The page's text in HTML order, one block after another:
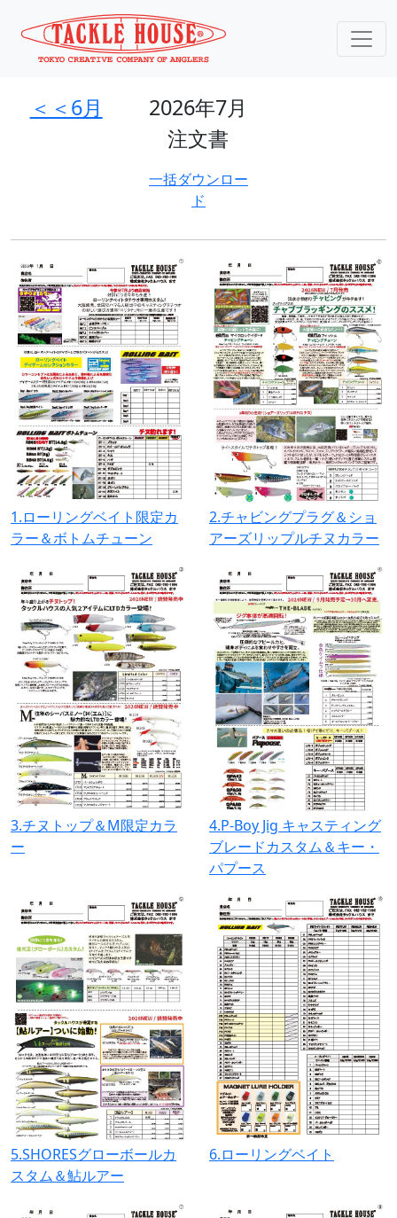
＜＜6月
2026年7月
注文書
一括ダウンロー
ド
1.ローリングベイト限定カ
ラー＆ボトムチューン
2.チャビングプラグ＆ショ
アーズリップルチヌカラー
3.チヌトップ＆M限定カラ
ー
4.P-Boy Jig キャスティング
ブレードカスタム＆キー・
パプース
5.SHORESグローボールカ
スタム＆鮎ルアー
6.ローリングベイト